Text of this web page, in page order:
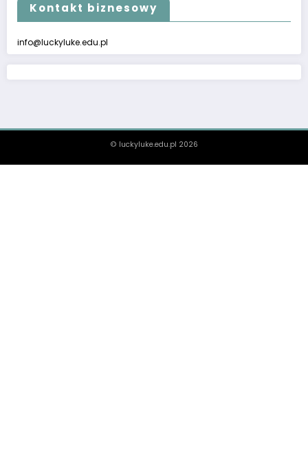
Kontakt biznesowy
info@luckyluke.edu.pl
© luckyluke.edu.pl 2026